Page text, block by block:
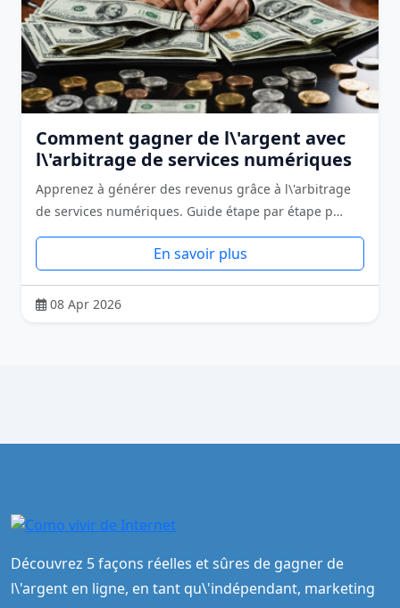
Comment gagner de l\'argent avec
l\'arbitrage de services numériques
Apprenez à générer des revenus grâce à l\'arbitrage
de services numériques. Guide étape par étape p…
En savoir plus
08 Apr 2026
Découvrez 5 façons réelles et sûres de gagner de
l\'argent en ligne, en tant qu\'indépendant, marketing